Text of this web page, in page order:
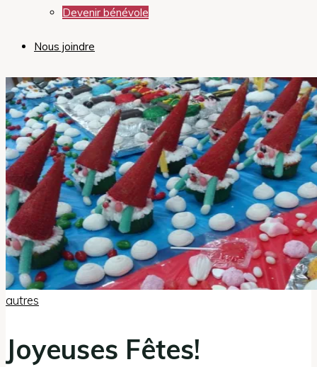
Devenir bénévole
Nous joindre
English
autres
Joyeuses Fêtes!